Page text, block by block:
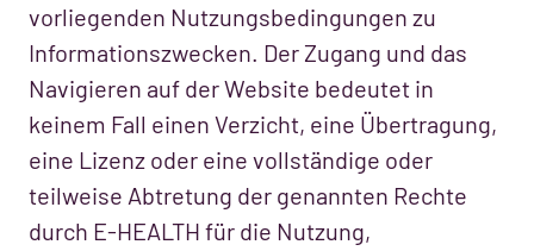
vorliegenden Nutzungsbedingungen zu
Informationszwecken. Der Zugang und das
Navigieren auf der Website bedeutet in
keinem Fall einen Verzicht, eine Übertragung,
eine Lizenz oder eine vollständige oder
teilweise Abtretung der genannten Rechte
durch E-HEALTH für die Nutzung,